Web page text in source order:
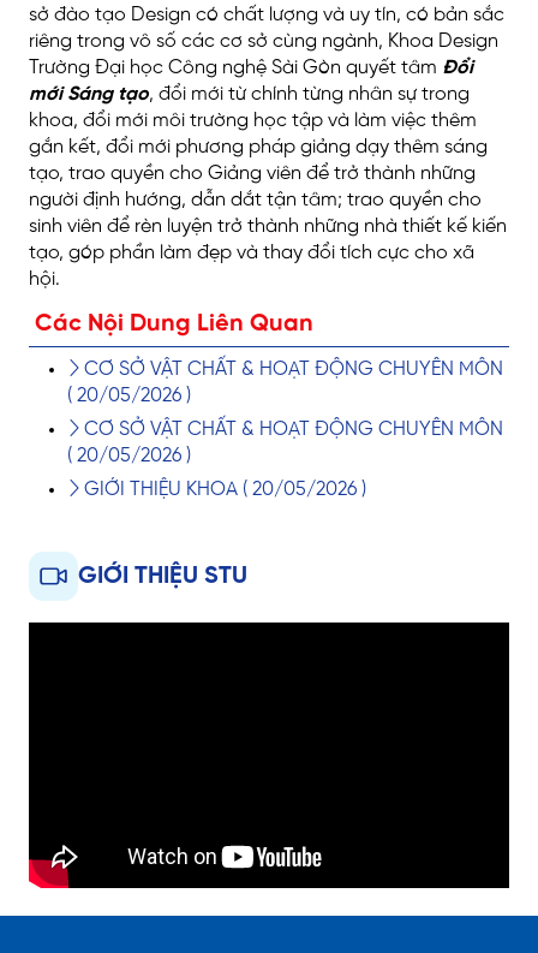
sở đào tạo Design có chất lượng và uy tín, có bản sắc
riêng trong vô số các cơ sở cùng ngành, Khoa Design
Trường Đại học Công nghệ Sài Gòn quyết tâm Đổi
mới Sáng tạo, đổi mới từ chính từng nhân sự trong
khoa, đổi mới môi trường học tập và làm việc thêm
gắn kết, đổi mới phương pháp giảng dạy thêm sáng
tạo, trao quyền cho Giảng viên để trở thành những
người định hướng, dẫn dắt tận tâm; trao quyền cho
sinh viên để rèn luyện trở thành những nhà thiết kế kiến
tạo, góp phần làm đẹp và thay đổi tích cực cho xã
hội.
Các Nội Dung Liên Quan
CƠ SỞ VẬT CHẤT & HOẠT ĐỘNG CHUYÊN MÔN
( 20/05/2026 )
CƠ SỞ VẬT CHẤT & HOẠT ĐỘNG CHUYÊN MÔN
( 20/05/2026 )
GIỚI THIỆU KHOA ( 20/05/2026 )
GIỚI THIỆU STU